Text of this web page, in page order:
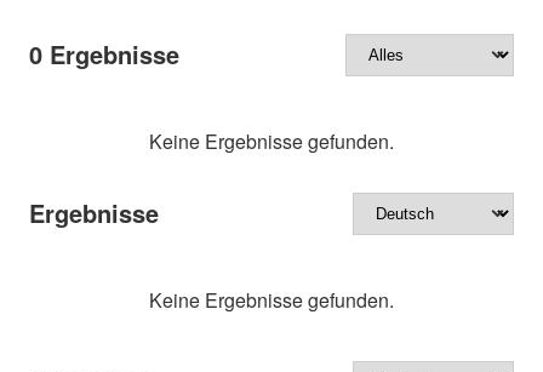
0 Ergebnisse
Keine Ergebnisse gefunden.
Ergebnisse
Keine Ergebnisse gefunden.